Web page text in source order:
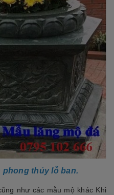
thủy lỗ ban.
như các mẫu mộ khác Khi